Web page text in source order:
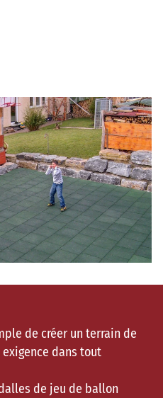
de créer un terrain de
dans tout
de jeu de ballon